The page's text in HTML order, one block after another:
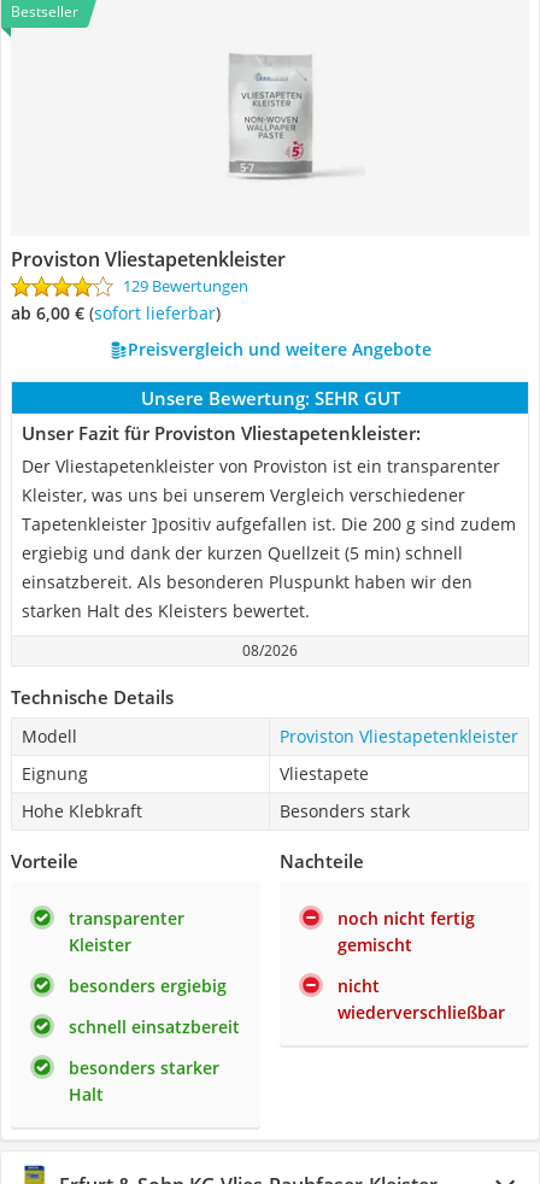
Bestseller
Proviston Vliestapetenkleister
129 Bewertungen
ab 6,00 € ( Sofort lieferbar)
Preisvergleich und weitere Angebote
Unsere Bewertung: SEHR GUT
Unser Fazit für Proviston Vliestapetenkleister:
Der Vliestapetenkleister von Proviston ist ein transparenter
Kleister, was uns bei unserem Vergleich verschiedener
Tapetenkleister ]positiv aufgefallen ist. Die 200 g sind zudem
ergiebig und dank der kurzen Quellzeit (5 min) schnell
einsatzbereit. Als besonderen Pluspunkt haben wir den
starken Halt des Kleisters bewertet.
08/2026
Technische Details
Modell
Proviston Vliestapetenkleister
Eignung
Vliestapete
Hohe Klebkraft
Besonders stark
Vorteile
transparenter
Kleister
besonders ergiebig
schnell einsatzbereit
besonders starker
Halt
Nachteile
noch nicht fertig
gemischt
nicht
wiederverschließbar